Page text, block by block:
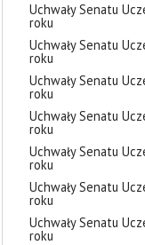
Uchwały Senatu
roku
Uchwały Senatu
roku
Uchwały Senatu
roku
Uchwały Senatu
roku
Uchwały Senatu
roku
Uchwały Senatu
roku
Uchwały Senatu
roku